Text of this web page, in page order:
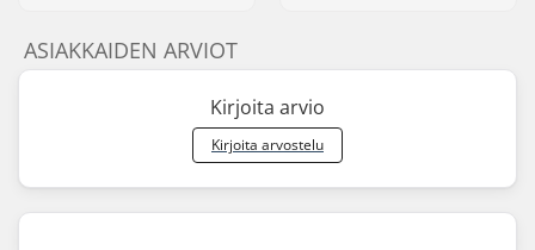
ASIAKKAIDEN ARVIOT
Kirjoita arvio
Kirjoita arvostelu